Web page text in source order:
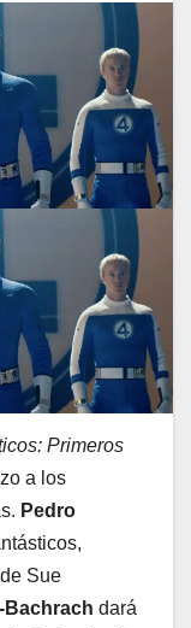
Primeros
a los
Pedro
Sue
Bachrach dará